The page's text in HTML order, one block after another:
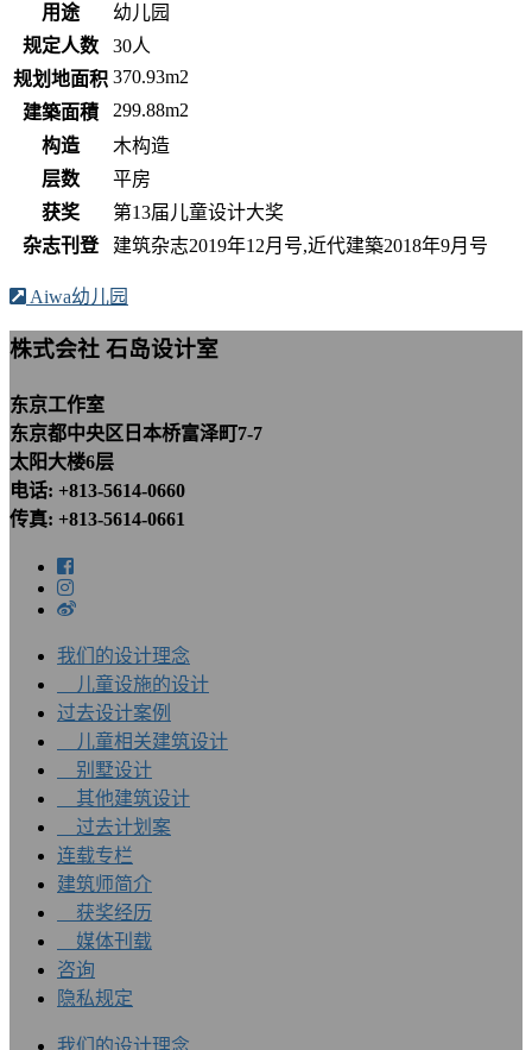
用途
幼儿园
规定人数
30人
规划地面积 370.93m2
建築面積
299.88m2
构造
木构造
层数
平房
获奖
第13届儿童设计大奖
杂志刊登
建筑杂志2019年12月号,近代建築2018年9月号
Aiwa幼儿园
株式会社 石岛设计室
东京工作室
东京都中央区日本桥富泽町7-7
太阳大楼6层
电话: +813-5614-0660
传真: +813-5614-0661
我们的设计理念
儿童设施的设计
过去设计案例
儿童相关建筑设计
别墅设计
其他建筑设计
过去计划案
连载专栏
建筑师简介
获奖经历
媒体刊载
咨询
隐私规定
我们的设计理念